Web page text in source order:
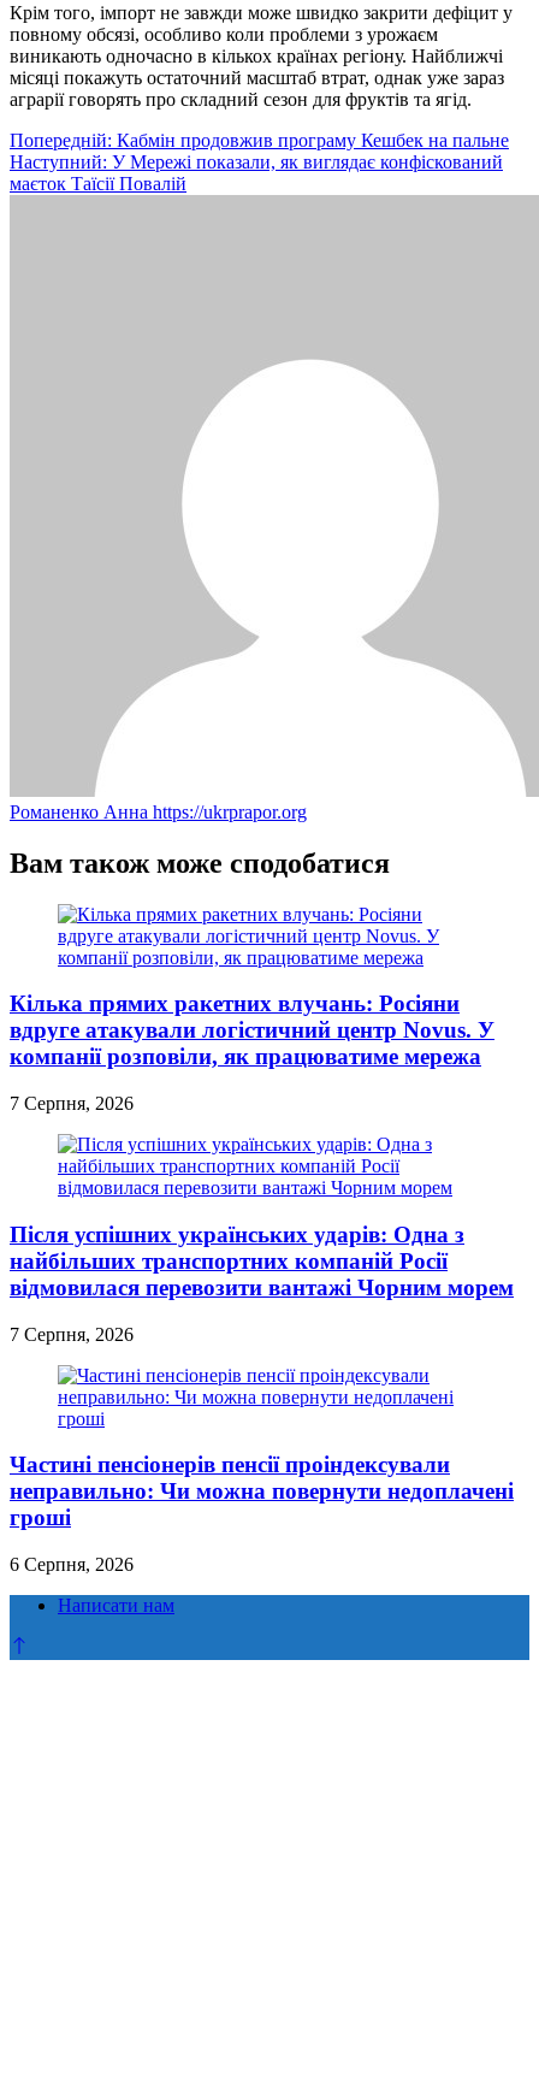
Крім того, імпорт не завжди може швидко закрити дефіцит у
повному обсязі, особливо коли проблеми з урожаєм
виникають одночасно в кількох країнах регіону. Найближчі
місяці покажуть остаточний масштаб втрат, однак уже зараз
аграрії говорять про складний сезон для фруктів та ягід.
Навігація
записів
Попередній: Кабмін продовжив програму Кешбек на пальне
Наступний: У Мережі показали, як виглядає конфіскований
маєток Таїсії Повалій
Романенко Анна https://ukrprapor.org
Вам також може сподобатися
Кілька прямих ракетних влучань: Росіяни
вдруге атакували логістичний центр Novus. У
компанії розповіли, як працюватиме мережа
7 Серпня, 2026
Після успішних українських ударів: Одна з
найбільших транспортних компаній Росії
відмовилася перевозити вантажі Чорним морем
7 Серпня, 2026
Частині пенсіонерів пенсії проіндексували
неправильно: Чи можна повернути недоплачені
гроші
6 Серпня, 2026
Написати нам
Прокрутка
до